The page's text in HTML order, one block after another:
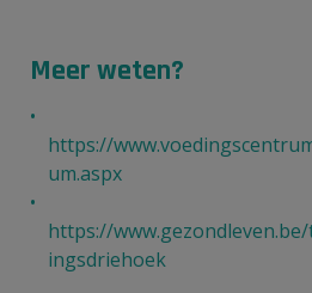
Meer weten?
https://
um.aspx
https://
ingsdriehoek